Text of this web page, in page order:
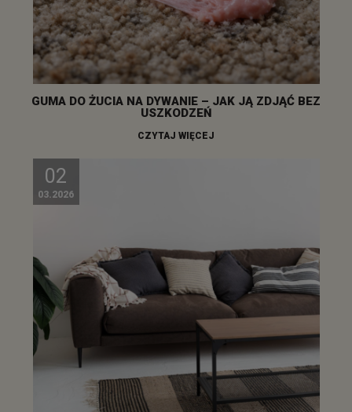
GUMA DO ŻUCIA NA DYWANIE – JAK JĄ ZDJĄĆ BEZ
USZKODZEŃ
CZYTAJ WIĘCEJ
02
03.2026